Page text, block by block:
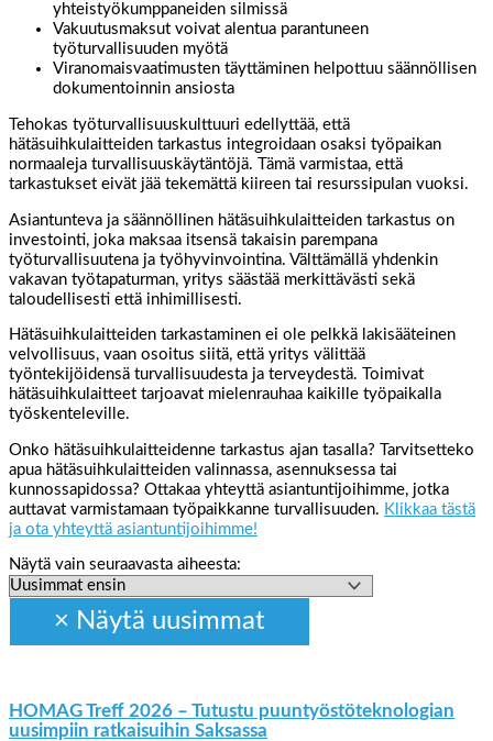
yhteistyökumppaneiden silmissä
Vakuutusmaksut voivat alentua parantuneen
työturvallisuuden myötä
Viranomaisvaatimusten täyttäminen helpottuu säännöllisen
dokumentoinnin ansiosta
Tehokas työturvallisuuskulttuuri edellyttää, että
hätäsuihkulaitteiden tarkastus integroidaan osaksi työpaikan
normaaleja turvallisuuskäytäntöjä. Tämä varmistaa, että
tarkastukset eivät jää tekemättä kiireen tai resurssipulan vuoksi.
Asiantunteva ja säännöllinen hätäsuihkulaitteiden tarkastus on
investointi, joka maksaa itsensä takaisin parempana
työturvallisuutena ja työhyvinvointina. Välttämällä yhdenkin
vakavan työtapaturman, yritys säästää merkittävästi sekä
taloudellisesti että inhimillisesti.
Hätäsuihkulaitteiden tarkastaminen ei ole pelkkä lakisääteinen
velvollisuus, vaan osoitus siitä, että yritys välittää
työntekijöidensä turvallisuudesta ja terveydestä. Toimivat
hätäsuihkulaitteet tarjoavat mielenrauhaa kaikille työpaikalla
työskenteleville.
Onko hätäsuihkulaitteidenne tarkastus ajan tasalla? Tarvitsetteko
apua hätäsuihkulaitteiden valinnassa, asennuksessa tai
kunnossapidossa? Ottakaa yhteyttä asiantuntijoihimme, jotka
auttavat varmistamaan työpaikkanne turvallisuuden. Klikkaa tästä
ja ota yhteyttä asiantuntijoihimme!
Näytä vain seuraavasta aiheesta:
HOMAG Treff 2026 – Tutustu puuntyöstöteknologian
uusimpiin ratkaisuihin Saksassa